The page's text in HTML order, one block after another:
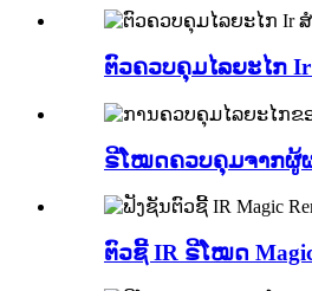
ຕົວຄວບຄຸມໄລຍະໄກ Ir
ຣີໂໝດຄວບຄຸມຈາກຜູ້
ຕົວຊີ້ IR ຣີໂໝດ